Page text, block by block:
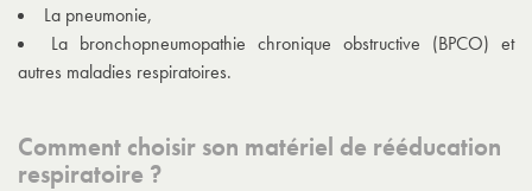
La pneumonie,
La bronchopneumopathie chronique obstructive (BPCO) et
autres maladies respiratoires.
Comment choisir son matériel de rééducation
respiratoire ?